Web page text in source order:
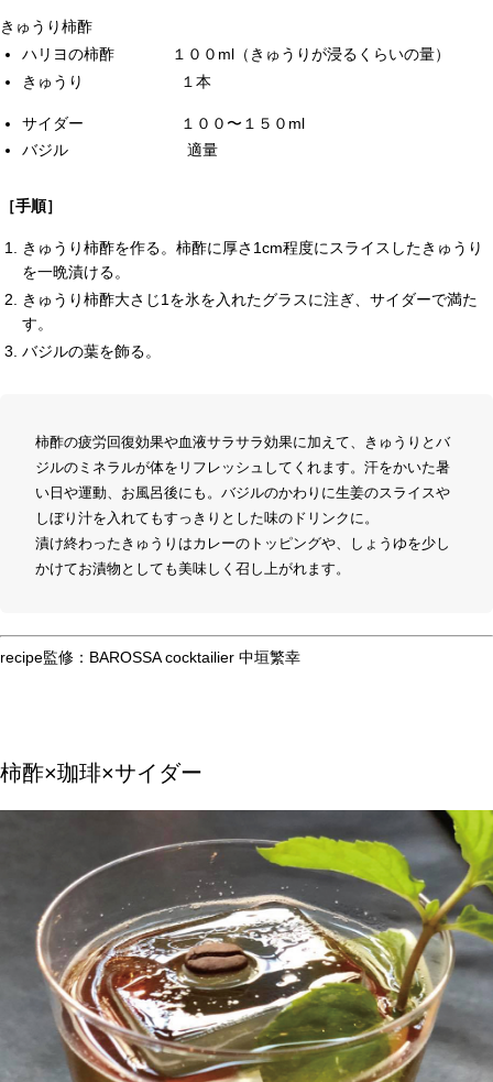
きゅうり柿酢
ハリヨの柿酢 １００ml（きゅうりが浸るくらいの量）
きゅうり １本
サイダー １００〜１５０ml
バジル 適量
［手順］
きゅうり柿酢を作る。柿酢に厚さ1cm程度にスライスしたきゅうり
を一晩漬ける。
きゅうり柿酢大さじ1を氷を入れたグラスに注ぎ、サイダーで満た
す。
バジルの葉を飾る。
柿酢の疲労回復効果や血液サラサラ効果に加えて、きゅうりとバ
ジルのミネラルが体をリフレッシュしてくれます。汗をかいた暑
い日や運動、お風呂後にも。バジルのかわりに生姜のスライスや
しぼり汁を入れてもすっきりとした味のドリンクに。
漬け終わったきゅうりはカレーのトッピングや、しょうゆを少し
かけてお漬物としても美味しく召し上がれます。
recipe監修：BAROSSA cocktailier 中垣繁幸
柿酢×珈琲×サイダー